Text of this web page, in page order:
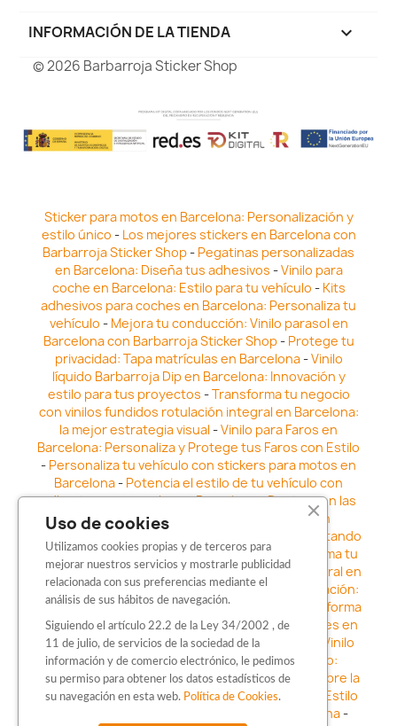
INFORMACIÓN DE LA TIENDA keyboard_arrow_down
© 2026 Barbarroja Sticker Shop
Sticker para motos en Barcelona: Personalización y
estilo único - Los mejores stickers en Barcelona con
Barbarroja Sticker Shop- Pegatinas personalizadas
en Barcelona: Diseña tus adhesivos -Vinilo para
coche en Barcelona: Estilo para tu vehículo - Kits
adhesivos para coches en Barcelona: Personaliza tu
vehículo - Mejora tu conducción: Vinilo parasol en
Barcelona con Barbarroja Sticker Shop- Protege tu
privacidad: Tapa matrículas en Barcelona-Vinilo
líquido Barbarroja Dip en Barcelona: Innovación y
estilo para tus proyectos -Transforma tu negocio
con vinilos fundidos rotulación integral en Barcelona:
la mejor estrategia visual -Vinilo para Faros en
Barcelona: Personaliza y Protege tus Faros con Estilo
- Personaliza tu vehículo con stickers para motos en
Barcelona- Potencia el estilo de tu vehículo con
adhesivos para coche en Barcelona-Destaca en las
calles: Los Mejores stickers para coches en
Vinilo para faros en Barcelona: Resaltando
la Estética y Seguridad del Automóvil- Transforma tu
vehículo con los vinilos fundidos rotulación integral en
Barcelona-Explora la Innovación en Personalización:
Vinilo líquido barbarroja dip en Barcelona
Transforma
tu vehículo con estilo: Kits adhesivos para coches en
Barcelona-Personaliza tu vehículo con estilo: Vinilo
para coche en Barcelona-Destaca con Estilo:
Pegatinas personalizadas en Barcelona -Descubre la
distinción: Los Mejores stickers en Barcelona
Estilo
en movimiento: Sticker para motos en Barcelona-
Uso de cookies
Utilizamos cookies propias y de terceros para
mejorar nuestros servicios y mostrarle publicidad
relacionada con sus preferencias mediante el
análisis de sus hábitos de navegación.
Siguiendo el artículo 22.2 de la Ley 34/2002 , de
11 de julio, de servicios de la sociedad de la
información y de comercio electrónico, le pedimos
su permiso para obtener los datos estadísticos de
su navegación en esta web. Política de Cookies.